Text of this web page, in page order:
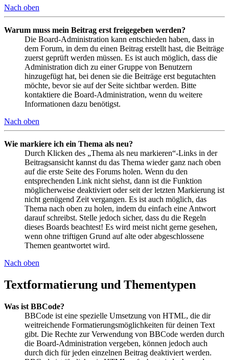
Nach oben
Warum muss mein Beitrag erst freigegeben werden?
Die Board-Administration kann entschieden haben, dass in
dem Forum, in dem du einen Beitrag erstellt hast, die Beiträge
zuerst geprüft werden müssen. Es ist auch möglich, dass die
Administration dich zu einer Gruppe von Benutzern
hinzugefügt hat, bei denen sie die Beiträge erst begutachten
möchte, bevor sie auf der Seite sichtbar werden. Bitte
kontaktiere die Board-Administration, wenn du weitere
Informationen dazu benötigst.
Nach oben
Wie markiere ich ein Thema als neu?
Durch Klicken des „Thema als neu markieren“-Links in der
Beitragsansicht kannst du das Thema wieder ganz nach oben
auf die erste Seite des Forums holen. Wenn du den
entsprechenden Link nicht siehst, dann ist die Funktion
möglicherweise deaktiviert oder seit der letzten Markierung ist
nicht genügend Zeit vergangen. Es ist auch möglich, das
Thema nach oben zu holen, indem du einfach eine Antwort
darauf schreibst. Stelle jedoch sicher, dass du die Regeln
dieses Boards beachtest! Es wird meist nicht gerne gesehen,
wenn ohne triftigen Grund auf alte oder abgeschlossene
Themen geantwortet wird.
Nach oben
Textformatierung und Thementypen
Was ist BBCode?
BBCode ist eine spezielle Umsetzung von HTML, die dir
weitreichende Formatierungsmöglichkeiten für deinen Text
gibt. Die Rechte zur Verwendung von BBCode werden durch
die Board-Administration vergeben, können jedoch auch
durch dich für jeden einzelnen Beitrag deaktiviert werden.